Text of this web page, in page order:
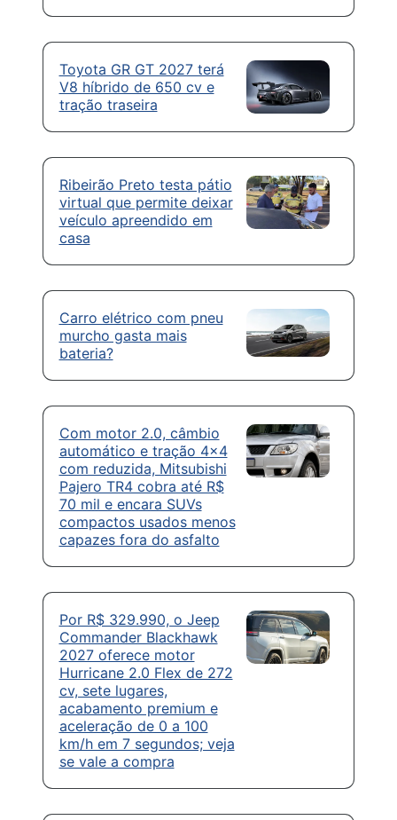
Toyota GR GT 2027 terá
V8 híbrido de 650 cv e
tração traseira
Ribeirão Preto testa pátio
virtual que permite deixar
veículo apreendido em
casa
Carro elétrico com pneu
murcho gasta mais
bateria?
Com motor 2.0, câmbio
automático e tração 4×4
com reduzida, Mitsubishi
Pajero TR4 cobra até R$
70 mil e encara SUVs
compactos usados menos
capazes fora do asfalto
Por R$ 329.990, o Jeep
Commander Blackhawk
2027 oferece motor
Hurricane 2.0 Flex de 272
cv, sete lugares,
acabamento premium e
aceleração de 0 a 100
km/h em 7 segundos; veja
se vale a compra